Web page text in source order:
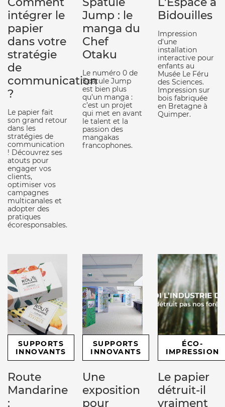
intégrer le
papier
dans votre
stratégie
de
communication
?
Le papier fait
son grand retour
dans les
stratégies de
communication
! Découvrez ses
atouts pour
engager vos
clients,
optimiser vos
campagnes
multicanales et
adopter des
pratiques
écoresponsables.
Jump : le
manga du
Chef
Otaku
Le numéro 0 de
Spatule Jump
est bien plus
qu’un manga :
c’est un projet
qui met en avant
le talent et la
passion des
mangakas
francophones.
Bidouilles
Impression
d'une
installation
interactive pour
enfants au
Musée Le Féru
des Sciences.
Impression sur
bois fabriquée
en Bretagne à
Quimper.
SUPPORTS
INNOVANTS
Route
Mandarine
:
SUPPORTS
INNOVANTS
Une
exposition
pour
ÉCO-
IMPRESSION
Le papier
détruit-il
vraiment